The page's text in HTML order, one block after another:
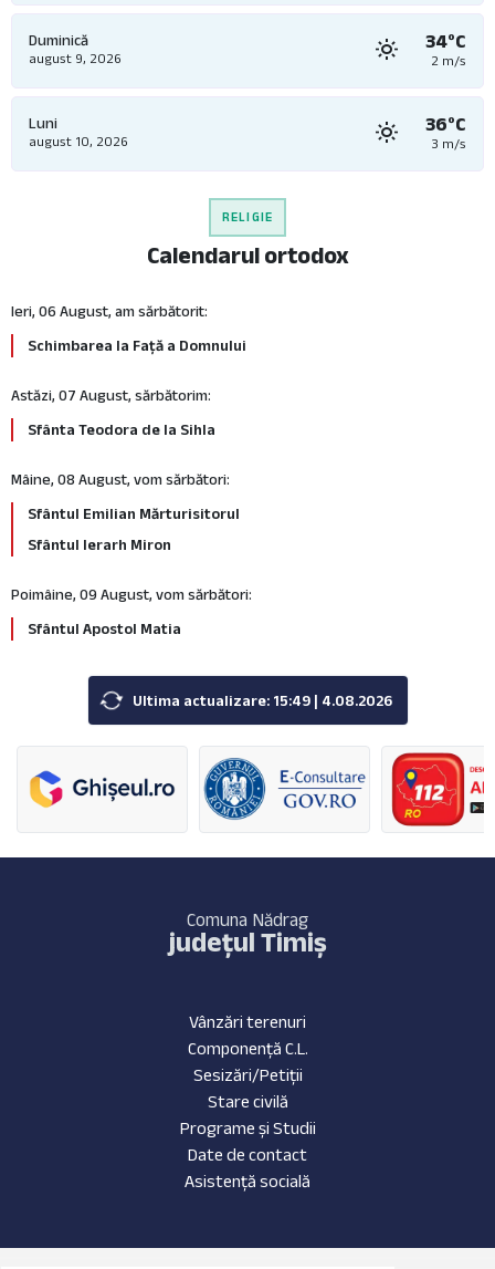
Duminică
august 9, 2026
34°C
2 m/s
Luni
august 10, 2026
36°C
3 m/s
RELIGIE
Calendarul ortodox
Ieri, 06 August, am sărbătorit:
Schimbarea la Față a Domnului
Astăzi, 07 August, sărbătorim:
Sfânta Teodora de la Sihla
Mâine, 08 August, vom sărbători:
Sfântul Emilian Mărturisitorul
Sfântul Ierarh Miron
Poimâine, 09 August, vom sărbători:
Sfântul Apostol Matia
Ultima actualizare: 15:49 | 4.08.2026
Comuna Nădrag
județul Timiș
Vânzări terenuri
Componență C.L.
Sesizări/Petiții
Stare civilă
Programe și Studii
Date de contact
Asistență socială